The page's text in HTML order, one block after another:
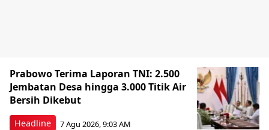
Headline
Prabowo Terima Laporan TNI: 2.500
Jembatan Desa hingga 3.000 Titik Air
Bersih Dikebut
7 Agu 2026, 9:03 AM